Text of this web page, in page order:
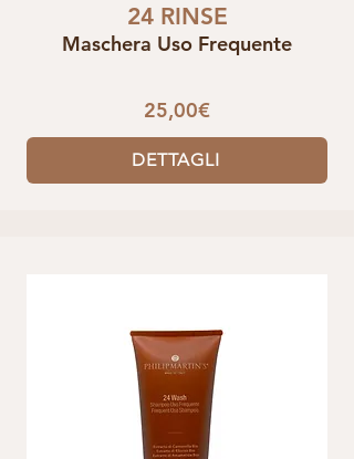
24 RINSE
Maschera Uso Frequente
25,00€
DETTAGLI